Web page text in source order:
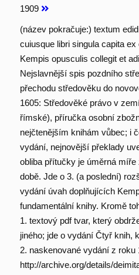
1909
(název pokračuje:) textum
cuiusque libri singula capita
Kempis opusculis collegit et
Nejslavnější spis pozdního
přechodu středověku do
1605: Středověké právo v
římské), příručka osobní
nejčtenějším knihám vůbec; i
vydání, nejnovější překlady
obliba přítučky je úměrná
době. Jde o 3. (a poslední)
vydání úvah doplňujících
fundamentální knihy. Kromě
1. textový pdf tvar, který
jiného; jde o vydání Čtyř knih,
2. naskenované vydání z roku
http://archive.org/details/